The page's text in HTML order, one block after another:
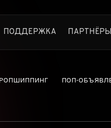
ПОДДЕРЖКА ПАРТНЁРЫ
Anstrex
Anstrex
ПОП-